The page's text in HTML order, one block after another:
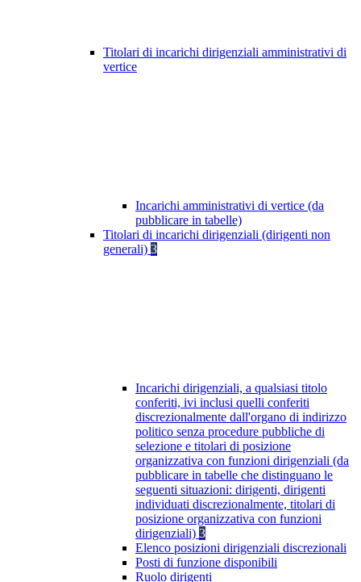
Titolari di incarichi dirigenziali amministrativi di
vertice
Incarichi amministrativi di vertice (da
pubblicare in tabelle)
Titolari di incarichi dirigenziali (dirigenti non
generali) 3
Incarichi dirigenziali, a qualsiasi titolo
conferiti, ivi inclusi quelli conferiti
discrezionalmente dall'organo di indirizzo
politico senza procedure pubbliche di
selezione e titolari di posizione
organizzativa con funzioni dirigenziali (da
pubblicare in tabelle che distinguano le
seguenti situazioni: dirigenti, dirigenti
individuati discrezionalmente, titolari di
posizione organizzativa con funzioni
dirigenziali) 3
Elenco posizioni dirigenziali discrezionali
Posti di funzione disponibili
Ruolo dirigenti